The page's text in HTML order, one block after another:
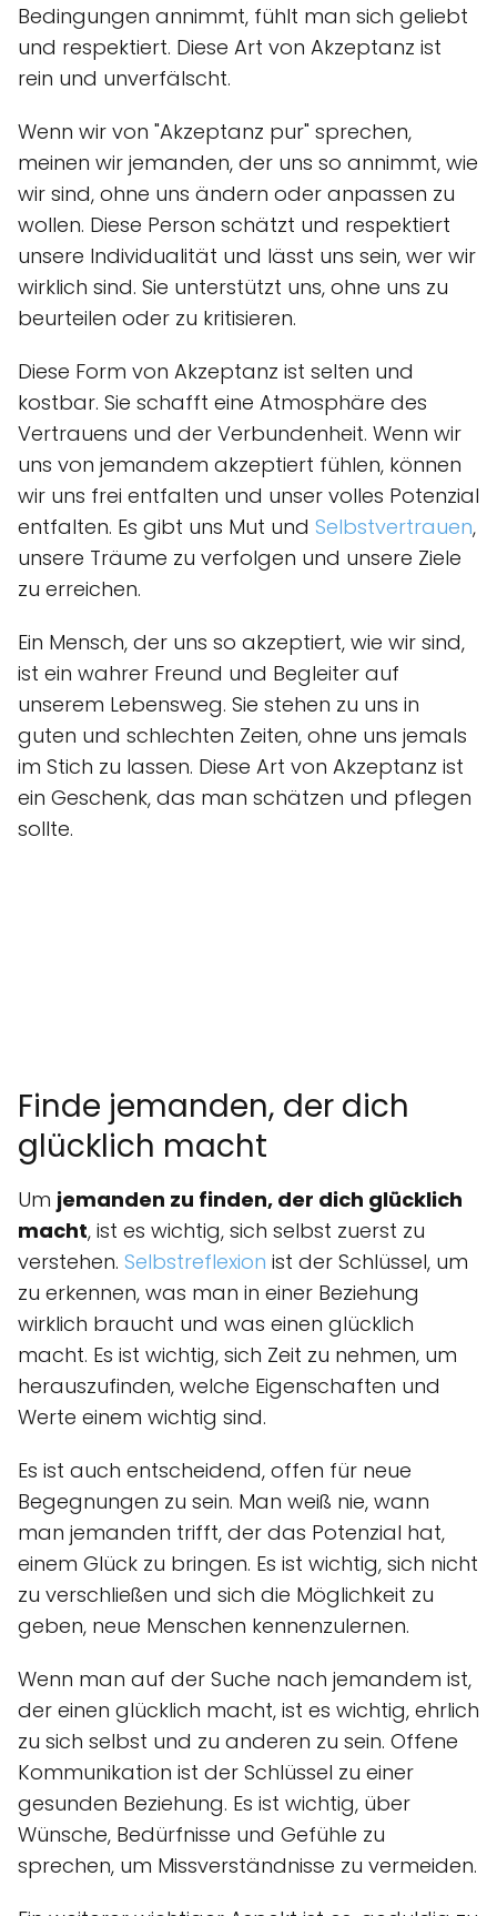
Bedingungen annimmt, fühlt man sich geliebt
und respektiert. Diese Art von Akzeptanz ist
rein und unverfälscht.
Wenn wir von "Akzeptanz pur" sprechen,
meinen wir jemanden, der uns so annimmt, wie
wir sind, ohne uns ändern oder anpassen zu
wollen. Diese Person schätzt und respektiert
unsere Individualität und lässt uns sein, wer wir
wirklich sind. Sie unterstützt uns, ohne uns zu
beurteilen oder zu kritisieren.
Diese Form von Akzeptanz ist selten und
kostbar. Sie schafft eine Atmosphäre des
Vertrauens und der Verbundenheit. Wenn wir
uns von jemandem akzeptiert fühlen, können
wir uns frei entfalten und unser volles Potenzial
entfalten. Es gibt uns Mut und Selbstvertrauen,
unsere Träume zu verfolgen und unsere Ziele
zu erreichen.
Ein Mensch, der uns so akzeptiert, wie wir sind,
ist ein wahrer Freund und Begleiter auf
unserem Lebensweg. Sie stehen zu uns in
guten und schlechten Zeiten, ohne uns jemals
im Stich zu lassen. Diese Art von Akzeptanz ist
ein Geschenk, das man schätzen und pflegen
sollte.
Finde jemanden, der dich
glücklich macht
Um jemanden zu finden, der dich glücklich
macht, ist es wichtig, sich selbst zuerst zu
verstehen. Selbstreflexion ist der Schlüssel, um
zu erkennen, was man in einer Beziehung
wirklich braucht und was einen glücklich
macht. Es ist wichtig, sich Zeit zu nehmen, um
herauszufinden, welche Eigenschaften und
Werte einem wichtig sind.
Es ist auch entscheidend, offen für neue
Begegnungen zu sein. Man weiß nie, wann
man jemanden trifft, der das Potenzial hat,
einem Glück zu bringen. Es ist wichtig, sich nicht
zu verschließen und sich die Möglichkeit zu
geben, neue Menschen kennenzulernen.
Wenn man auf der Suche nach jemandem ist,
der einen glücklich macht, ist es wichtig, ehrlich
zu sich selbst und zu anderen zu sein. Offene
Kommunikation ist der Schlüssel zu einer
gesunden Beziehung. Es ist wichtig, über
Wünsche, Bedürfnisse und Gefühle zu
sprechen, um Missverständnisse zu vermeiden.